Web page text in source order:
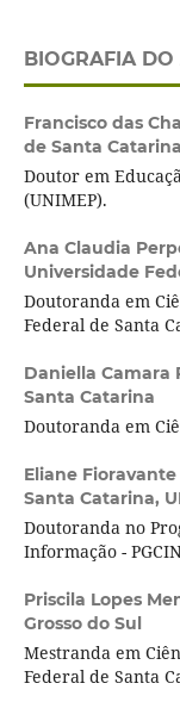
BIOGRAFIA
Francisco das
de Santa Catarina
Doutor em
(UNIMEP).
Ana Claudia
Universidade
Doutoranda em
Federal de Santa
Daniella Camara
Santa Catarina
Doutoranda em
Eliane Fioravante
Santa Catarina,
Doutoranda no
Informação -
Priscila Lopes
Grosso do Sul
Mestranda em
Federal de Santa